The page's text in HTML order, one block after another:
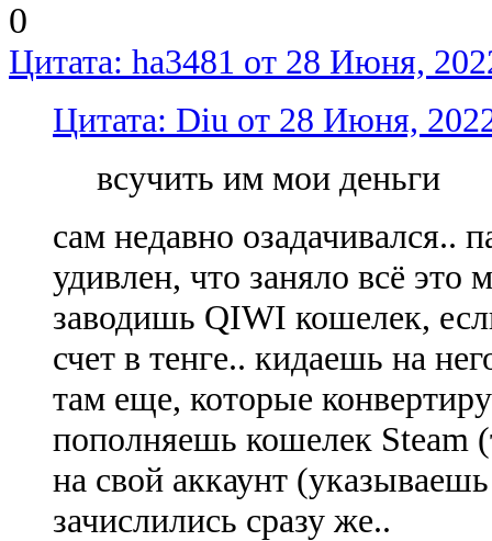
0
Цитата: ha3481 от 28 Июня,
Цитата: Diu от 28 Июня,
всучить им мои деньги
сам недавно озадачивался..
удивлен, что заняло всё это
заводишь QIWI кошелек,
счет в тенге.. кидаешь на
там еще, которые
пополняешь кошелек Steam
на свой аккаунт
зачислились сразу же..